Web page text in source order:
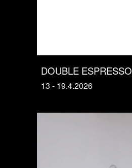
DOUBLE ESPRESSO
13 - 19.4.2026